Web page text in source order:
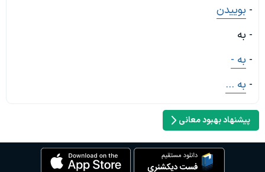
- بوییدن
- به
- به -
- به ...
پیشنهاد بهبود معانی